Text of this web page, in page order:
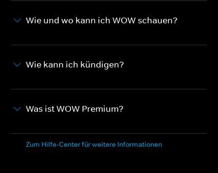
Wie und wo kann ich WOW schauen?
Wie kann ich kündigen?
Was ist WOW Premium?
Zum Hilfe-Center für weitere Informationen